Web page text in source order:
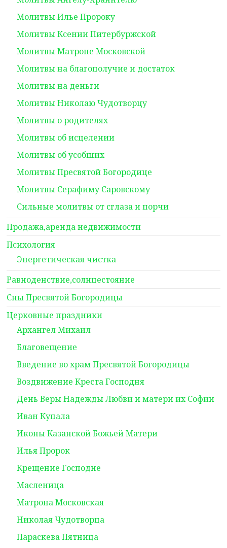
Молитвы Илье Пророку
Молитвы Ксении Питербуржской
Молитвы Матроне Московской
Молитвы на благополучие и достаток
Молитвы на деньги
Молитвы Николаю Чудотворцу
Молитвы о родителях
Молитвы об исцелении
Молитвы об усобших
Молитвы Пресвятой Богородице
Молитвы Серафиму Саровскому
Сильные молитвы от сглаза и порчи
Продажа,аренда недвижимости
Психология
Энергетическая чистка
Равноденствие,солнцестояние
Сны Пресвятой Богородицы
Церковные праздники
Архангел Михаил
Благовещение
Введение во храм Пресвятой Богородицы
Воздвижение Креста Господня
День Веры Надежды Любви и матери их Софии
Иван Купала
Иконы Казанской Божьей Матери
Илья Пророк
Крещение Господне
Масленица
Матрона Московская
Николая Чудотворца
Параскева Пятница